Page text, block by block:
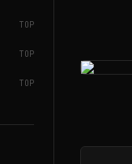
TOP
TOP
TOP